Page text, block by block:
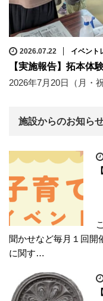
2026.07.22 イベント
【実施報告】拓本体
2026年7月20日（月・
施設からのお知ら
聞かせなど毎月１回開
に関す…